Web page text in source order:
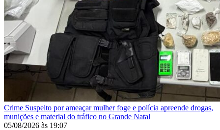
Crime Suspeito por ameaçar mulher foge e polícia apreende drogas,
munições e material do tráfico no Grande Natal
05/08/2026 às 19:07